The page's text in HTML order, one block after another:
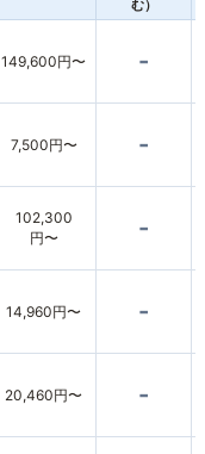
む）
149,600円〜 -
7,500円〜 -
102,300
円〜
-
14,960円〜 -
20,460円〜 -